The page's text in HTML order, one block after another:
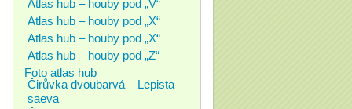
Atlas hub – houby pod „V“
Atlas hub – houby pod „X“
Atlas hub – houby pod „X“
Atlas hub – houby pod „Z“
Foto atlas hub
Čirůvka dvoubarvá – Lepista
saeva